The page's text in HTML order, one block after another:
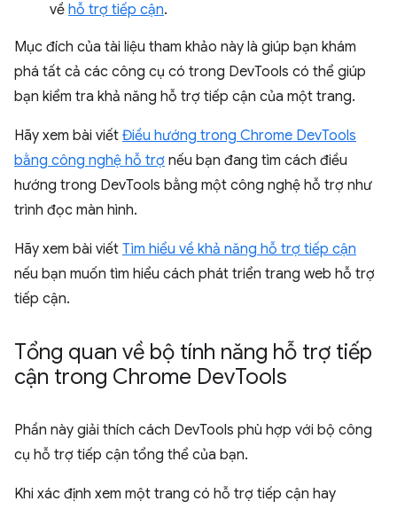
về hỗ trợ tiếp cận.
Mục đích của tài liệu tham khảo này là giúp bạn khám
phá tất cả các công cụ có trong DevTools có thể giúp
bạn kiểm tra khả năng hỗ trợ tiếp cận của một trang.
Hãy xem bài viết Điều hướng trong Chrome DevTools
bằng công nghệ hỗ trợ nếu bạn đang tìm cách điều
hướng trong DevTools bằng một công nghệ hỗ trợ như
trình đọc màn hình.
Hãy xem bài viết Tìm hiểu về khả năng hỗ trợ tiếp cận
nếu bạn muốn tìm hiểu cách phát triển trang web hỗ trợ
tiếp cận.
Tổng quan về bộ tính năng hỗ trợ tiếp
cận trong Chrome DevTools
Phần này giải thích cách DevTools phù hợp với bộ công
cụ hỗ trợ tiếp cận tổng thể của bạn.
Khi xác định xem một trang có hỗ trợ tiếp cận hay